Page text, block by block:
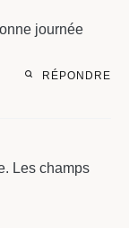
journée
RÉPONDRE
Les champs